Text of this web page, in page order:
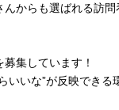
からも選ばれる訪
集しています！
いいな”が反映でき